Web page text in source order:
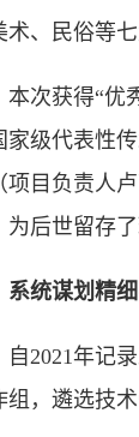
术、民俗等
获得“优秀
家级代表性
项目负责人
为后世留存
系统谋划精
年记录
组，遴选技